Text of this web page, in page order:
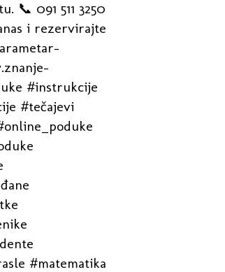
📞 091 511 3250
i rezervirajte
#instrukcije
#tečajevi
#matematika